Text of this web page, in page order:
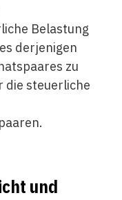
Belastung
derjenigen
zu
die steuerliche
und